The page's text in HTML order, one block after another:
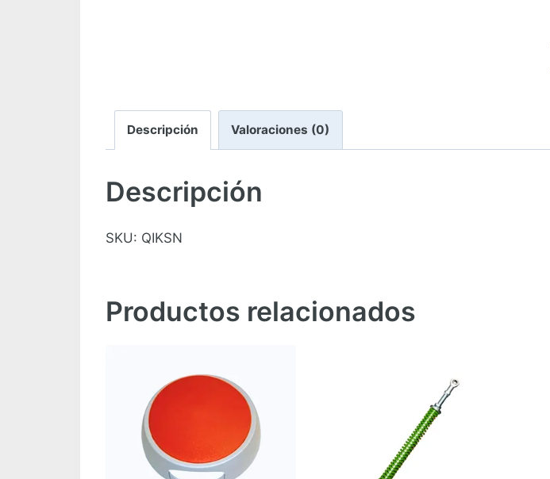
Descripción Valoraciones (0)
Descripción
SKU: QIKSN
Productos relacionados